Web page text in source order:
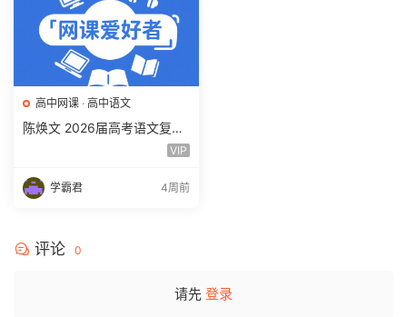
高中网课 · 高中语文
陈焕文 2026届高考语文复习
网课 高三语文 一二三轮视频
VIP
学霸君 4周前
评论 0
请先 登录